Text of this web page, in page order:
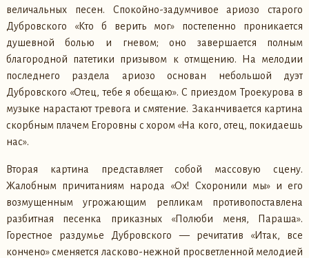
величальных песен. Спокойно-задумчивое ариозо старого
Дубровского «Кто б верить мог» постепенно проникается
душевной болью и гневом; оно завершается полным
благородной патетики призывом к отмщению. На мелодии
последнего раздела ариозо основан небольшой дуэт
Дубровского «Отец, тебе я обещаю». С приездом Троекурова в
музыке нарастают тревога и смятение. Заканчивается картина
скорбным плачем Егоровны с хором «На кого, отец, покидаешь
нас».
Вторая картина представляет собой массовую сцену.
Жалобным причитаниям народа «Ох! Схоронили мы» и его
возмущенным угрожающим репликам противопоставлена
разбитная песенка приказных «Полюби меня, Параша».
Горестное раздумье Дубровского — речитатив «Итак, все
кончено» сменяется ласково-нежной просветленной мелодией